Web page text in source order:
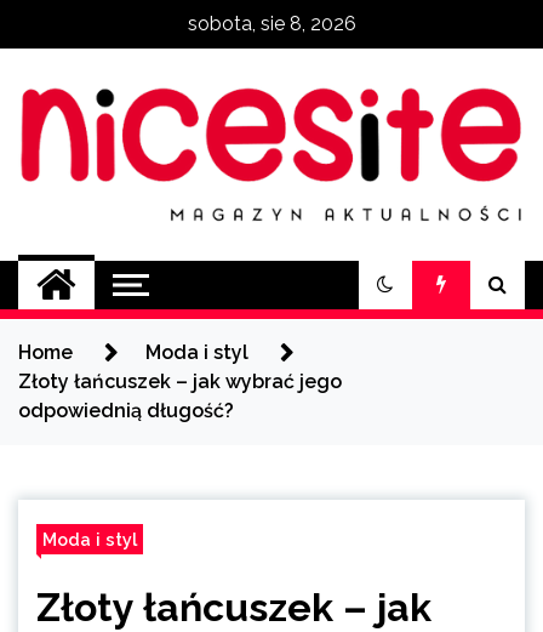
sobota, sie 8, 2026
NiceSite.com.pl
magazyn aktualności
Home
Moda i styl
Złoty łańcuszek – jak wybrać jego
odpowiednią długość?
Moda i styl
Złoty łańcuszek – jak